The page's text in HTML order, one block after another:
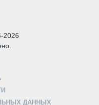
2026
ДАННЫХ